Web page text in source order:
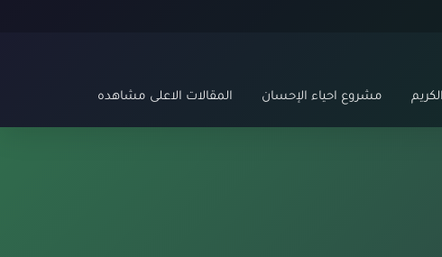
مشروع احياء الإحسان المقالات الاعلى مشاهده